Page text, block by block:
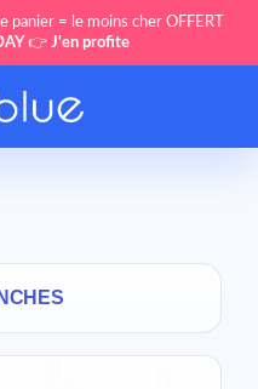
= le moins cher OFFERT
👉 J'en profite